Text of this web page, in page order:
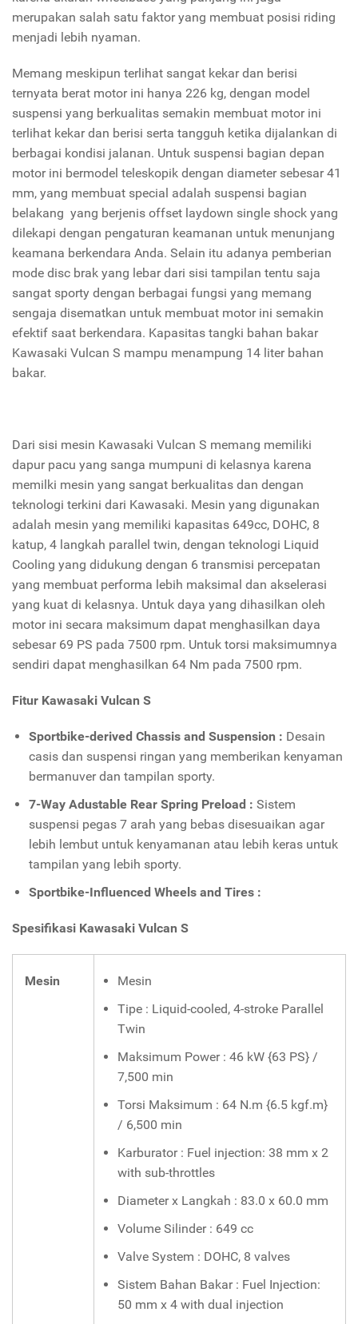
merupakan salah satu faktor yang membuat posisi riding
menjadi lebih nyaman.
Memang meskipun terlihat sangat kekar dan berisi
ternyata berat motor ini hanya 226 kg, dengan model
suspensi yang berkualitas semakin membuat motor ini
terlihat kekar dan berisi serta tangguh ketika dijalankan di
berbagai kondisi jalanan. Untuk suspensi bagian depan
motor ini bermodel teleskopik dengan diameter sebesar 41
mm, yang membuat special adalah suspensi bagian
belakang yang berjenis offset laydown single shock yang
dilekapi dengan pengaturan keamanan untuk menunjang
keamana berkendara Anda. Selain itu adanya pemberian
mode disc brak yang lebar dari sisi tampilan tentu saja
sangat sporty dengan berbagai fungsi yang memang
sengaja disematkan untuk membuat motor ini semakin
efektif saat berkendara. Kapasitas tangki bahan bakar
Kawasaki Vulcan S mampu menampung 14 liter bahan
bakar.
Dari sisi mesin Kawasaki Vulcan S memang memiliki
dapur pacu yang sanga mumpuni di kelasnya karena
memilki mesin yang sangat berkualitas dan dengan
teknologi terkini dari Kawasaki. Mesin yang digunakan
adalah mesin yang memiliki kapasitas 649cc, DOHC, 8
katup, 4 langkah parallel twin, dengan teknologi Liquid
Cooling yang didukung dengan 6 transmisi percepatan
yang membuat performa lebih maksimal dan akselerasi
yang kuat di kelasnya. Untuk daya yang dihasilkan oleh
motor ini secara maksimum dapat menghasilkan daya
sebesar 69 PS pada 7500 rpm. Untuk torsi maksimumnya
sendiri dapat menghasilkan 64 Nm pada 7500 rpm.
Fitur Kawasaki Vulcan S
Sportbike-derived Chassis and Suspension : Desain
casis dan suspensi ringan yang memberikan kenyaman
bermanuver dan tampilan sporty.
7-Way Adustable Rear Spring Preload : Sistem
suspensi pegas 7 arah yang bebas disesuaikan agar
lebih lembut untuk kenyamanan atau lebih keras untuk
tampilan yang lebih sporty.
Sportbike-Influenced Wheels and Tires :
Spesifikasi Kawasaki Vulcan S
Mesin
Mesin
Tipe : Liquid-cooled, 4-stroke Parallel
Twin
Maksimum Power : 46 kW {63 PS} /
7,500 min
Torsi Maksimum : 64 N.m {6.5 kgf.m}
/ 6,500 min
Karburator : Fuel injection: 38 mm x 2
with sub-throttles
Diameter x Langkah : 83.0 x 60.0 mm
Volume Silinder : 649 cc
Valve System : DOHC, 8 valves
Sistem Bahan Bakar : Fuel Injection:
50 mm x 4 with dual injection